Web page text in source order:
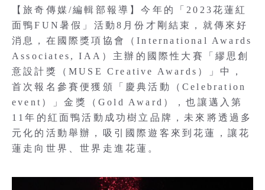
【旅奇傳媒/編輯部報導】今年的「2023花蓮紅
面鴨FUN暑假」活動8月份才剛結束，就傳來好
消息，在國際獎項協會（International Awards
Associates, IAA）主辦的國際性大賽「繆思創
意設計獎（MUSE Creative Awards）」中，
首次報名參賽便獲頒「慶典活動（Celebration
event）」金獎（Gold Award），也讓邁入第
11年的紅面鴨活動成功樹立品牌，未來將透過多
元化的活動舉辦，吸引國際遊客來到花蓮，讓花
蓮走向世界、世界走進花蓮。